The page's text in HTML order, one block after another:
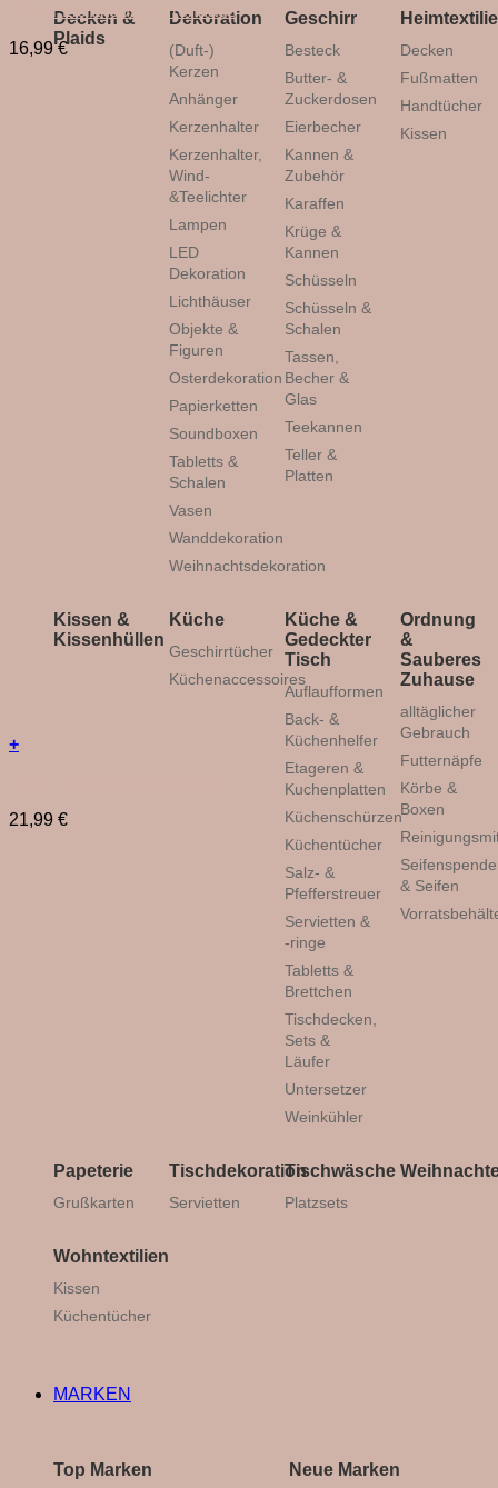
Decken &
Plaids
Dekoration
(Duft-)
Kerzen
Anhänger
Kerzenhalter
Kerzenhalter,
Wind-
&Teelichter
Lampen
LED
Dekoration
Lichthäuser
Objekte &
Figuren
Osterdekoration
Papierketten
Soundboxen
Tabletts &
Schalen
Vasen
Wanddekoration
Weihnachtsdekoration
Geschirr
Besteck
Butter- &
Zuckerdosen
Eierbecher
Kannen &
Zubehör
Karaffen
Krüge &
Kannen
Schüsseln
Schüsseln &
Schalen
Tassen,
Becher &
Glas
Teekannen
Teller &
Platten
Decken
Fußmatten
Handtücher
Kissen
Kissen &
Kissenhüllen
Küche
Geschirrtücher
Küchenaccessoires
Küche &
Gedeckter
Tisch
Auflaufformen
Back- &
Küchenhelfer
Etageren &
Kuchenplatten
Küchenschürzen
Küchentücher
Salz- &
Pfefferstreuer
Servietten &
-ringe
Tabletts &
Brettchen
Tischdecken,
Sets &
Läufer
Untersetzer
Weinkühler
Ordnung
&
Sauberes
Zuhause
alltäglicher
Gebrauch
Futternäpfe
Körbe &
Boxen
& Seifen
Papeterie
Grußkarten
Tischdekoration
Servietten
Tischwäsche
Platzsets
Wohntextilien
Kissen
Küchentücher
MARKEN
Top Marken Neue Marken
Räder Lichthaus Herrenhaus
16,99€
+
21,99 €